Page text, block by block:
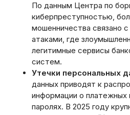
По данным Центра по
киберпреступностью,
мошенничества связано
атаками, где
легитимные сервисы
систем.
Утечки персональных
данных приводят к
информации о платежных
паролях. В 2025 году